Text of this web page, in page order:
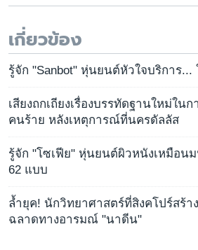
เกี่ยวข้อง
รู้จัก "Sanbot" หุ่นยนต์หัวใจบริการ
เสียงถกเถียงเรื่องบรรทัดฐานใหม่ใน
คนร้าย หลังเหตุการณ์ที่นครดัลลัส
รู้จัก "โซเฟีย" หุ่นยนต์ผิวหนังเหมือน
62 แบบ
ล้ำยุค! นักวิทยาศาสตร์ที่สิงคโปร์สร้
ฉลาดทางอารมณ์ "นาดีน"